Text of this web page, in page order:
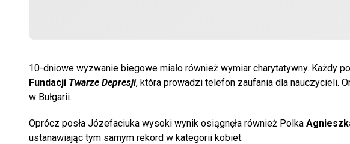
10-dniowe wyzwanie biegowe miało również wymiar charytatywny. Każdy
Fundacji Twarze Depresji, która prowadzi telefon zaufania dla nauczycieli.
w Bułgarii.
Oprócz posła Józefaciuka wysoki wynik osiągnęła również Polka
ustanawiając tym samym rekord w kategorii kobiet.